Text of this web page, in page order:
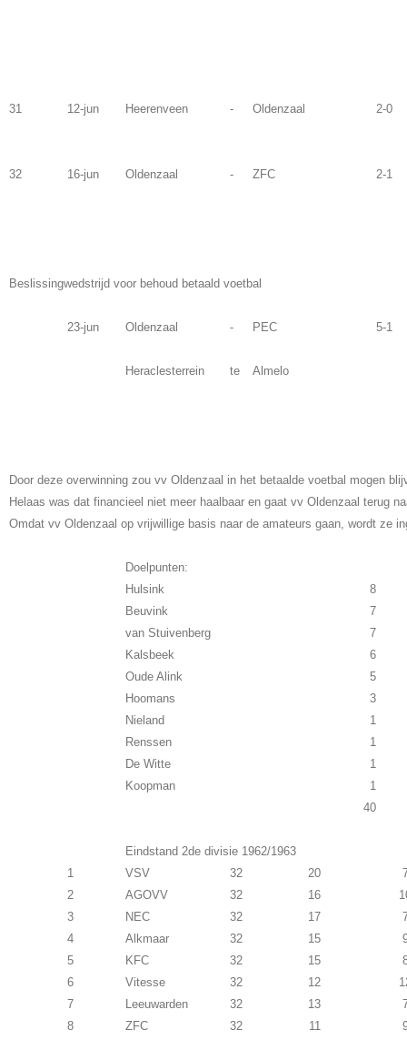
31 12-jun Heerenveen - Oldenzaal 2-0
32 16-jun Oldenzaal - ZFC 2-1
Beslissingwedstrijd voor behoud betaald voetbal
23-jun Oldenzaal - PEC 5-1
Heraclesterrein te Almelo
Door deze overwinning zou vv Oldenzaal in het betaalde voetbal mogen
Helaas was dat financieel niet meer haalbaar en gaat vv Oldenzaal terug
Omdat vv Oldenzaal op vrijwillige basis naar de amateurs gaan, wordt ze
Doelpunten:
Hulsink
8
Beuvink
7
van Stuivenberg
7
Kalsbeek
6
Oude Alink
5
Hoomans
3
Nieland
1
Renssen
1
De Witte
1
Koopman
1
40
Eindstand 2de divisie 1962/1963
1
VSV 32 20
2
AGOVV 32 16
3
NEC 32 17
4
Alkmaar 32 15
5
KFC 32 15
6
Vitesse 32 12
7
Leeuwarden 32 13
8
ZFC 32 11